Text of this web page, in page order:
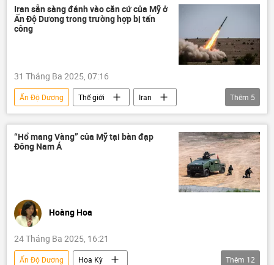
thuế
thương mại Donald Trump
Iran sẵn sàng đánh vào căn cứ của Mỹ ở
Ấn Độ Dương trong trường hợp bị tấn
công
31 Tháng Ba 2025, 07:16
Ấn Độ Dương Thế giới
Iran
Hoa Kỳ
Donald Trump
tấn công
căn cứ quân sự
Quân sự
Thêm 5
“Hổ mang Vàng” của Mỹ tại bàn đạp
Đông Nam Á
Hoàng Hoa
24 Tháng Ba 2025, 16:21
Ấn Độ Dương
Hoa Kỳ
Thêm 12